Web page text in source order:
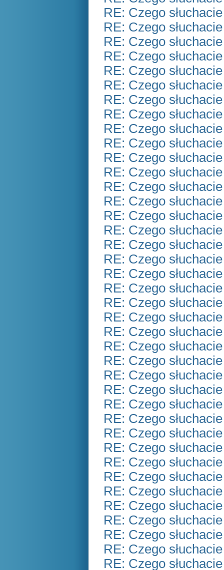
RE: Czego
RE: Czego
RE: Czego
RE: Czego
RE: Czego
RE: Czego
RE: Czego
RE: Czego
RE: Czego
RE: Czego
RE: Czego
RE: Czego
RE: Czego
RE: Czego
RE: Czego
RE: Czego
RE: Czego
RE: Czego
RE: Czego
RE: Czego
RE: Czego
RE: Czego
RE: Czego
RE: Czego
RE: Czego
RE: Czego
RE: Czego
RE: Czego
RE: Czego
RE: Czego
RE: Czego
RE: Czego
RE: Czego
RE: Czego
RE: Czego
RE: Czego
RE: Czego
RE: Czego
RE: Czego